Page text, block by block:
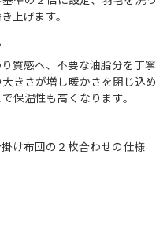
上げます。
質感へ、不要な油脂分を丁寧
きさが増し暖かさを閉じ込め
保温性も高くなります。
け布団の２枚合わせの仕様